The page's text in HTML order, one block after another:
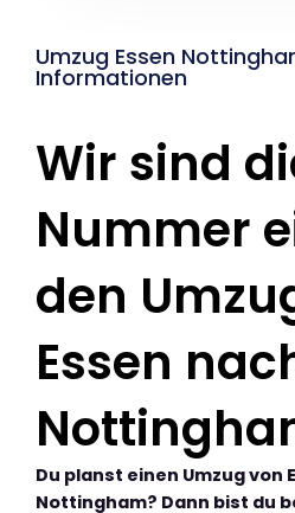
Umzug Essen
Informationen
Wir sind
Nummer
den
Essen
Du planst einen Umzug von
Nottingham? Dann bist du